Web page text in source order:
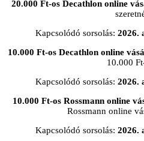
20.000 Ft-os Decathlon online
Kapcsolódó sorsolás: 2026.
10.000 Ft-os Decathlon online
10.000
Kapcsolódó sorsolás: 2026.
10.000 Ft-os Rossmann online
Rossmann online
Kapcsolódó sorsolás: 2026.